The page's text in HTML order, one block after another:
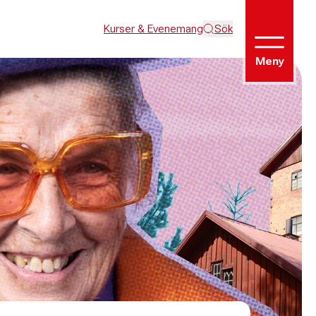
Kurser & Evenemang Sök
Meny